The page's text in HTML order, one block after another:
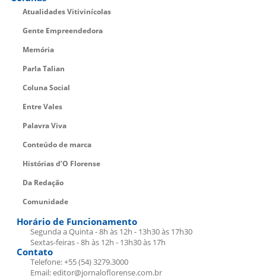
Atualidades Vitivinícolas
Gente Empreendedora
Memória
Parla Talian
Coluna Social
Entre Vales
Palavra Viva
Conteúdo de marca
Histórias d’O Florense
Da Redação
Comunidade
Horário de Funcionamento
Segunda a Quinta - 8h às 12h - 13h30 às 17h30
Sextas-feiras - 8h às 12h - 13h30 às 17h
Contato
Telefone: +55 (54) 3279.3000
Email: editor@jornaloflorense.com.br